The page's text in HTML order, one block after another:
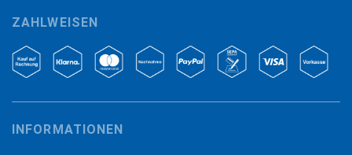
ZAHLWEISEN
INFORMATIONEN